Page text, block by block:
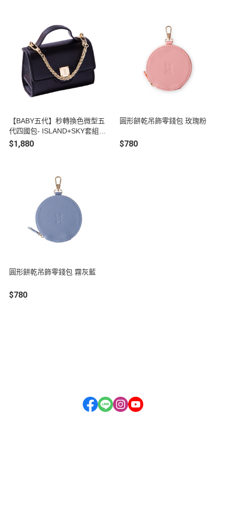
【BABY五代】秒轉換色微型五
代四國包- ISLAND+SKY套組
經典黑
$1,880
圓形餅乾吊飾零錢包 玫瑰粉
$780
圓形餅乾吊飾零錢包 霧灰藍
$780